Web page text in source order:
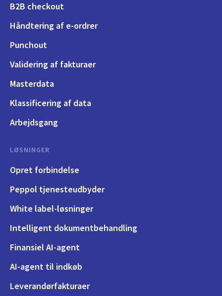
B2B checkout
Håndtering af e-ordrer
Punchout
Validering af fakturaer
Masterdata
Klassificering af data
Arbejdsgang
LØSNINGER
Opret forbindelse
Peppol tjenesteudbyder
White label-løsninger
Intelligent dokumentbehandling
Finansiel AI-agent
AI-agent til indkøb
Leverandørfakturaer